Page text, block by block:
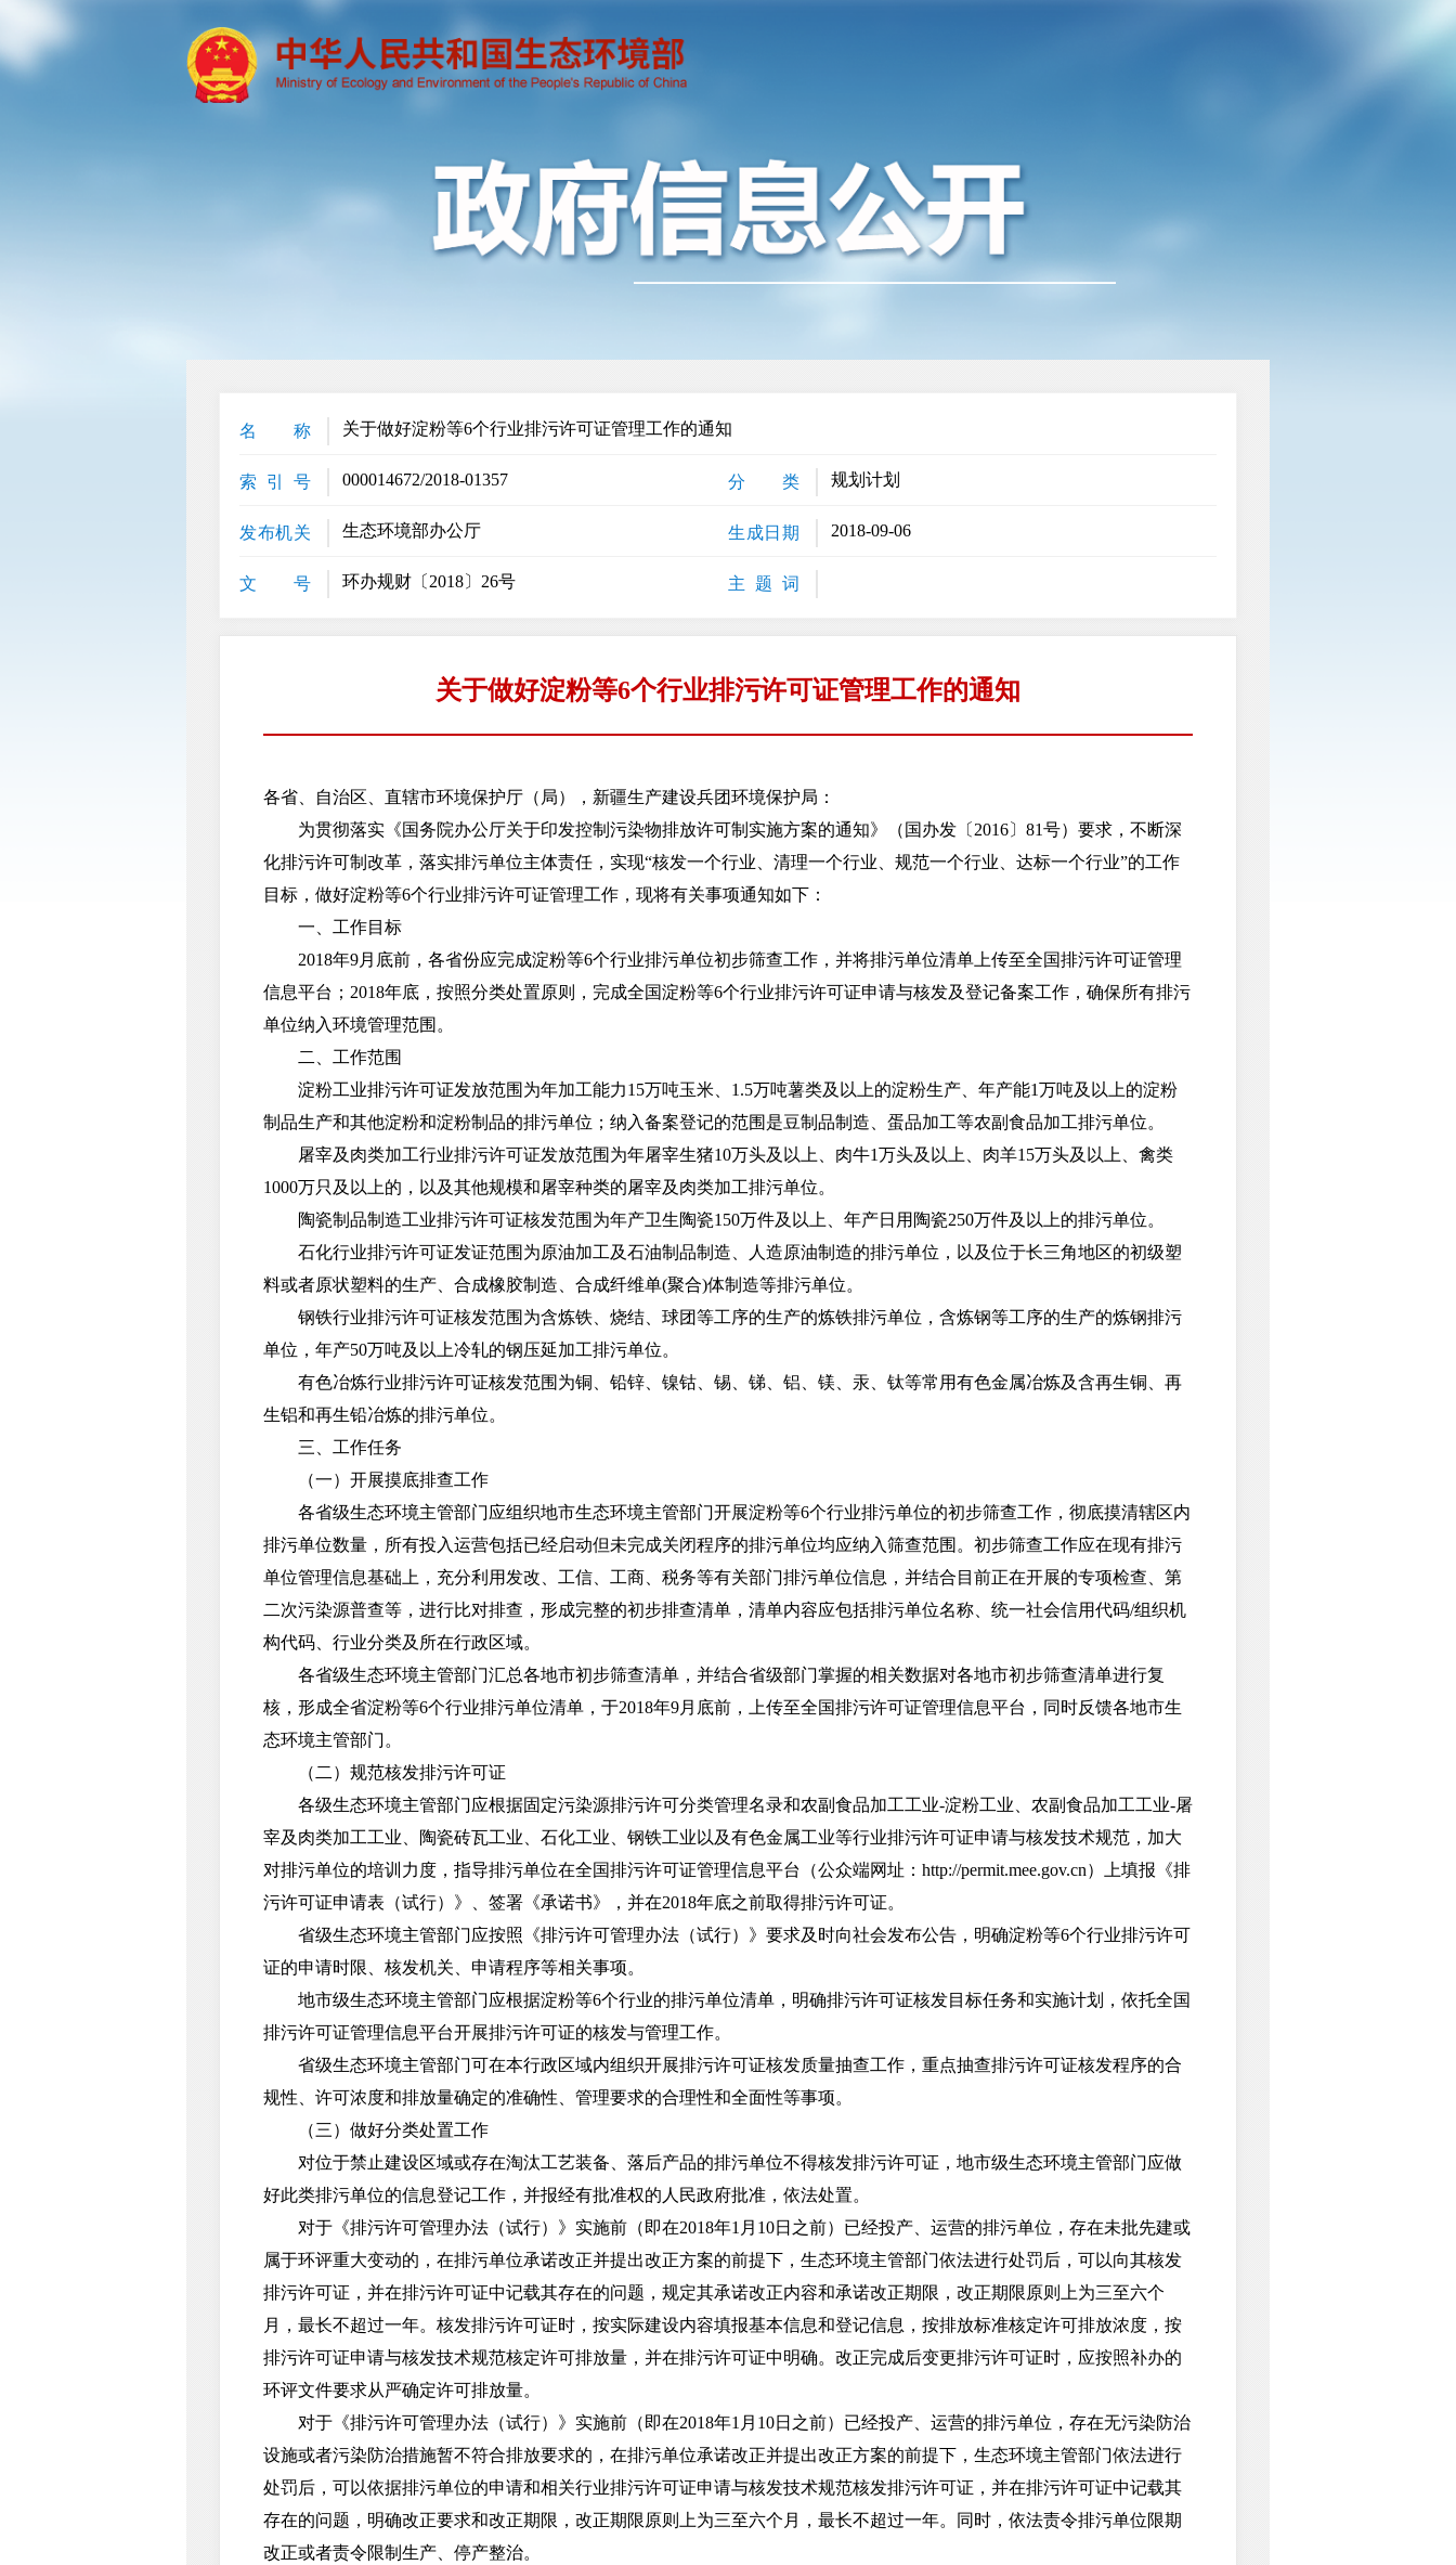
名 称 关于做好淀粉等6个行业排污许可证管理工作的通知
索 引 号 000014672/2018-01357 分 类 规划计划
发布机关 生态环境部办公厅 生成日期 2018-09-06
文 号 环办规财〔2018〕26号 主 题 词
关于做好淀粉等6个行业排污许可证管理工作的通知
各省、自治区、直辖市环境保护厅（局），新疆生产建设兵团环境保护局：
为贯彻落实《国务院办公厅关于印发控制污染物排放许可制实施方案的通知》（国办发〔2016〕81号）要求，不断深
化排污许可制改革，落实排污单位主体责任，实现“核发一个行业、清理一个行业、规范一个行业、达标一个行业”的工作
目标，做好淀粉等6个行业排污许可证管理工作，现将有关事项通知如下：
一、工作目标
2018年9月底前，各省份应完成淀粉等6个行业排污单位初步筛查工作，并将排污单位清单上传至全国排污许可证管理
信息平台；2018年底，按照分类处置原则，完成全国淀粉等6个行业排污许可证申请与核发及登记备案工作，确保所有排污
单位纳入环境管理范围。
二、工作范围
淀粉工业排污许可证发放范围为年加工能力15万吨玉米、1.5万吨薯类及以上的淀粉生产、年产能1万吨及以上的淀粉
制品生产和其他淀粉和淀粉制品的排污单位；纳入备案登记的范围是豆制品制造、蛋品加工等农副食品加工排污单位。
屠宰及肉类加工行业排污许可证发放范围为年屠宰生猪10万头及以上、肉牛1万头及以上、肉羊15万头及以上、禽类
1000万只及以上的，以及其他规模和屠宰种类的屠宰及肉类加工排污单位。
陶瓷制品制造工业排污许可证核发范围为年产卫生陶瓷150万件及以上、年产日用陶瓷250万件及以上的排污单位。
石化行业排污许可证发证范围为原油加工及石油制品制造、人造原油制造的排污单位，以及位于长三角地区的初级塑
料或者原状塑料的生产、合成橡胶制造、合成纤维单(聚合)体制造等排污单位。
钢铁行业排污许可证核发范围为含炼铁、烧结、球团等工序的生产的炼铁排污单位，含炼钢等工序的生产的炼钢排污
单位，年产50万吨及以上冷轧的钢压延加工排污单位。
有色冶炼行业排污许可证核发范围为铜、铅锌、镍钴、锡、锑、铝、镁、汞、钛等常用有色金属冶炼及含再生铜、再
生铝和再生铅冶炼的排污单位。
三、工作任务
（一）开展摸底排查工作
各省级生态环境主管部门应组织地市生态环境主管部门开展淀粉等6个行业排污单位的初步筛查工作，彻底摸清辖区内
排污单位数量，所有投入运营包括已经启动但未完成关闭程序的排污单位均应纳入筛查范围。初步筛查工作应在现有排污
单位管理信息基础上，充分利用发改、工信、工商、税务等有关部门排污单位信息，并结合目前正在开展的专项检查、第
二次污染源普查等，进行比对排查，形成完整的初步排查清单，清单内容应包括排污单位名称、统一社会信用代码/组织机
构代码、行业分类及所在行政区域。
各省级生态环境主管部门汇总各地市初步筛查清单，并结合省级部门掌握的相关数据对各地市初步筛查清单进行复
核，形成全省淀粉等6个行业排污单位清单，于2018年9月底前，上传至全国排污许可证管理信息平台，同时反馈各地市生
态环境主管部门。
（二）规范核发排污许可证
各级生态环境主管部门应根据固定污染源排污许可分类管理名录和农副食品加工工业-淀粉工业、农副食品加工工业-屠
宰及肉类加工工业、陶瓷砖瓦工业、石化工业、钢铁工业以及有色金属工业等行业排污许可证申请与核发技术规范，加大
对排污单位的培训力度，指导排污单位在全国排污许可证管理信息平台（公众端网址：http://permit.mee.gov.cn）上填报《排
污许可证申请表（试行）》、签署《承诺书》，并在2018年底之前取得排污许可证。
省级生态环境主管部门应按照《排污许可管理办法（试行）》要求及时向社会发布公告，明确淀粉等6个行业排污许可
证的申请时限、核发机关、申请程序等相关事项。
地市级生态环境主管部门应根据淀粉等6个行业的排污单位清单，明确排污许可证核发目标任务和实施计划，依托全国
排污许可证管理信息平台开展排污许可证的核发与管理工作。
省级生态环境主管部门可在本行政区域内组织开展排污许可证核发质量抽查工作，重点抽查排污许可证核发程序的合
规性、许可浓度和排放量确定的准确性、管理要求的合理性和全面性等事项。
（三）做好分类处置工作
对位于禁止建设区域或存在淘汰工艺装备、落后产品的排污单位不得核发排污许可证，地市级生态环境主管部门应做
好此类排污单位的信息登记工作，并报经有批准权的人民政府批准，依法处置。
对于《排污许可管理办法（试行）》实施前（即在2018年1月10日之前）已经投产、运营的排污单位，存在未批先建或
属于环评重大变动的，在排污单位承诺改正并提出改正方案的前提下，生态环境主管部门依法进行处罚后，可以向其核发
排污许可证，并在排污许可证中记载其存在的问题，规定其承诺改正内容和承诺改正期限，改正期限原则上为三至六个
月，最长不超过一年。核发排污许可证时，按实际建设内容填报基本信息和登记信息，按排放标准核定许可排放浓度，按
排污许可证申请与核发技术规范核定许可排放量，并在排污许可证中明确。改正完成后变更排污许可证时，应按照补办的
环评文件要求从严确定许可排放量。
对于《排污许可管理办法（试行）》实施前（即在2018年1月10日之前）已经投产、运营的排污单位，存在无污染防治
设施或者污染防治措施暂不符合排放要求的，在排污单位承诺改正并提出改正方案的前提下，生态环境主管部门依法进行
处罚后，可以依据排污单位的申请和相关行业排污许可证申请与核发技术规范核发排污许可证，并在排污许可证中记载其
存在的问题，明确改正要求和改正期限，改正期限原则上为三至六个月，最长不超过一年。同时，依法责令排污单位限期
改正或者责令限制生产、停产整治。